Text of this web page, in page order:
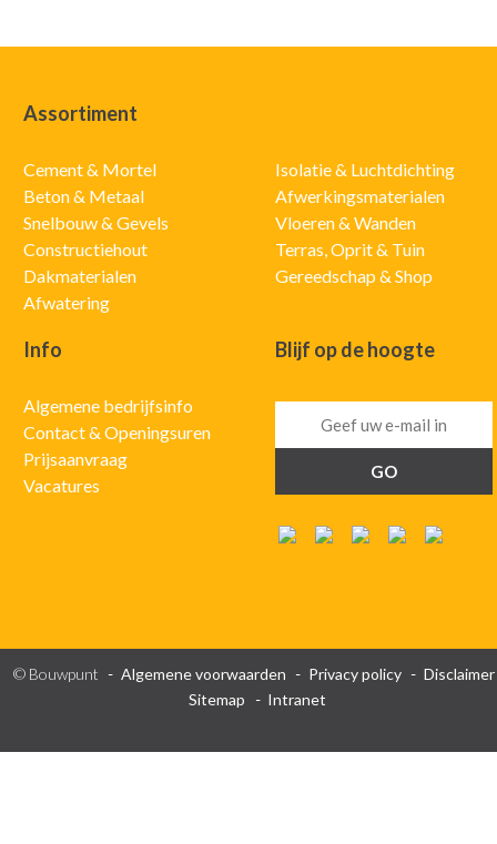
Assortiment
Cement & Mortel
Beton & Metaal
Snelbouw & Gevels
Constructiehout
Dakmaterialen
Afwatering
Isolatie & Luchtdichting
Afwerkingsmaterialen
Vloeren & Wanden
Terras, Oprit & Tuin
Gereedschap & Shop
Info
Algemene bedrijfsinfo
Contact & Openingsuren
Prijsaanvraag
Vacatures
Blijf op de hoogte
© Bouwpunt Algemene voorwaarden Privacy policy
Disclaimer
Sitemap
Intranet